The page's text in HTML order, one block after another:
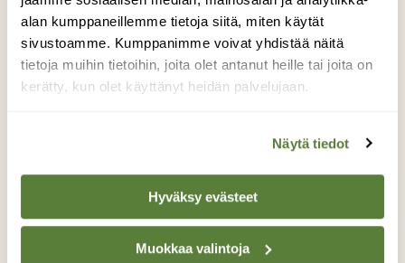
alan kumppaneillemme tietoja siitä, miten käytät
sivustoamme. Kumppanimme voivat yhdistää näitä
tietoja muihin tietoihin, joita olet antanut heille tai joita on
kerätty, kun olet käyttänyt heidän palvelujaan.
Näytä tiedot
Hyväksy evästeet
Muokkaa valintoja
NISÄKKÄÄT
Nyt luontoon: Seuraa myyrien runsautta